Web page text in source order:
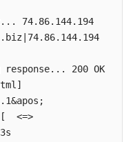
74.86.144.194
200 OK
<=>